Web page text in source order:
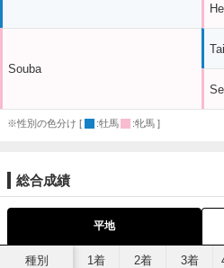
Souba
※性別の色分け [ :牡馬 :牝馬 ]
総合成績
平地
種別 1着 2着 3着